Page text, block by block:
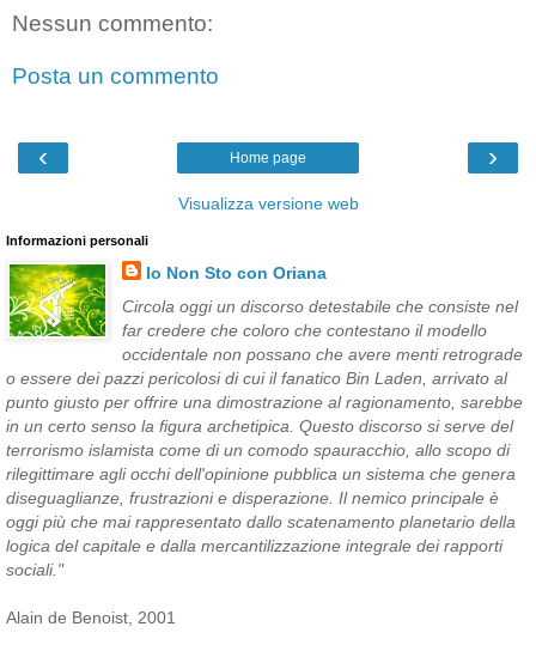
Nessun commento:
Posta un commento
‹ ›
Home page
Visualizza versione web
Informazioni personali
Io Non Sto con Oriana
Circola oggi un discorso detestabile che consiste nel
far credere che coloro che contestano il modello
occidentale non possano che avere menti retrograde
o essere dei pazzi pericolosi di cui il fanatico Bin Laden, arrivato al
punto giusto per offrire una dimostrazione al ragionamento, sarebbe
in un certo senso la figura archetipica. Questo discorso si serve del
terrorismo islamista come di un comodo spauracchio, allo scopo di
rilegittimare agli occhi dell'opinione pubblica un sistema che genera
diseguaglianze, frustrazioni e disperazione. Il nemico principale è
oggi più che mai rappresentato dallo scatenamento planetario della
logica del capitale e dalla mercantilizzazione integrale dei rapporti
sociali."
Alain de Benoist, 2001